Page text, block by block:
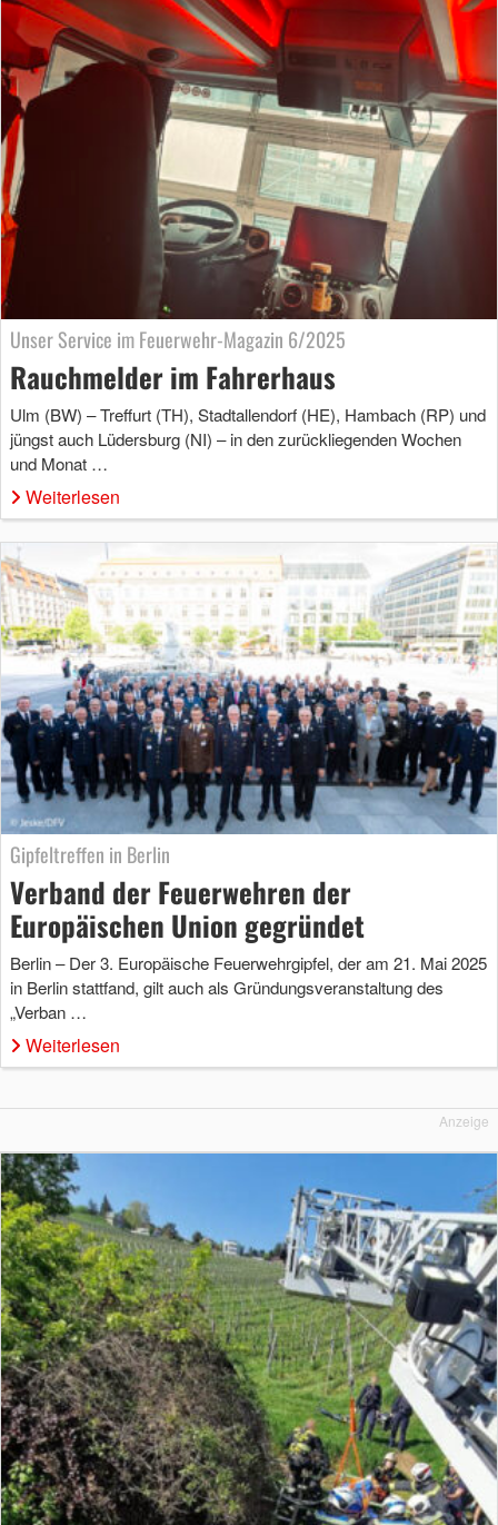
Unser Service im Feuerwehr-Magazin 6/2025
Rauchmelder im Fahrerhaus
Ulm (BW) – Treffurt (TH), Stadtallendorf (HE), Hambach (RP) und
jüngst auch Lüdersburg (NI) – in den zurückliegenden Wochen
und Monat …
Weiterlesen
Gipfeltreffen in Berlin
Verband der Feuerwehren der
Europäischen Union gegründet
Berlin – Der 3. Europäische Feuerwehrgipfel, der am 21. Mai 2025
in Berlin stattfand, gilt auch als Gründungsveranstaltung des
„Verban …
Weiterlesen
Anzeige